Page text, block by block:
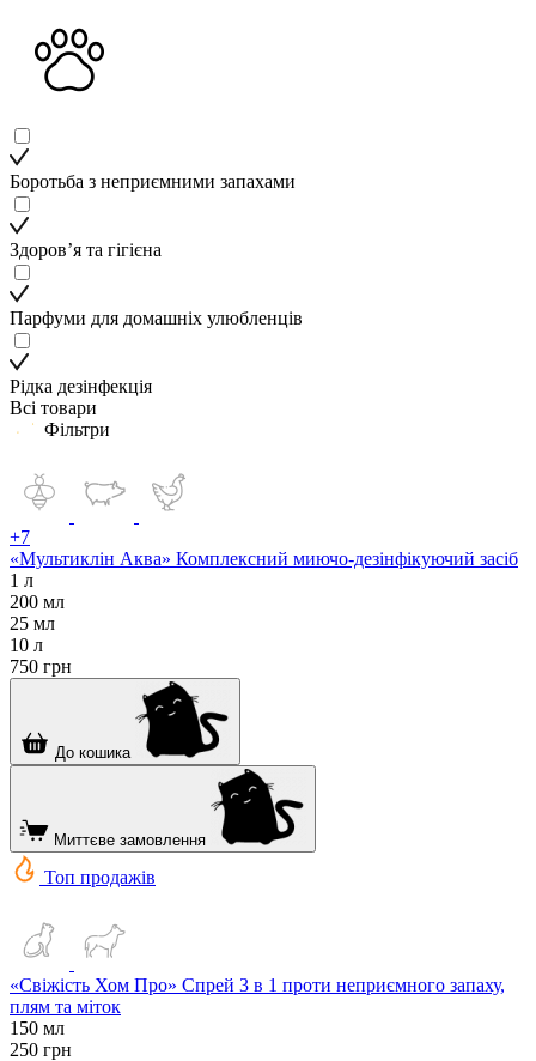
Боротьба з неприємними запахами
Здоров’я та гігієна
Парфуми для домашніх улюбленців
Рідка дезінфекція
Всі товари
Фільтри
+7
«Мультиклін Аква» Комплексний миючо-дезінфікуючий засіб
1 л
200 мл
25 мл
10 л
750 грн
До кошика
Миттєве замовлення
Топ продажів
«Свіжість Хом Про» Спрей 3 в 1 проти неприємного запаху,
плям та міток
150 мл
250 грн